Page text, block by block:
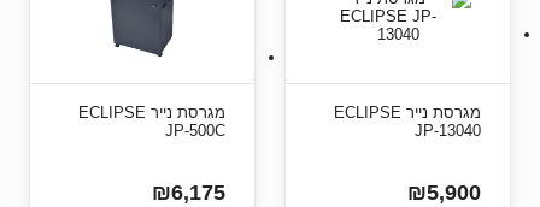
מגרסת נייר ECLIPSE
JP-13040
₪5,900
מגרסת נייר ECLIPSE
JP-500C
₪6,175